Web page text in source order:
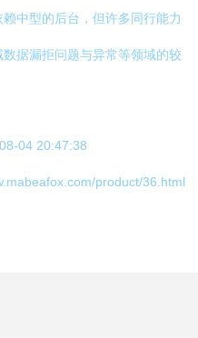
中型的后台，但许多同行能力
据漏拒问题与异常等领域的较
04 20:47:38
product/36.html